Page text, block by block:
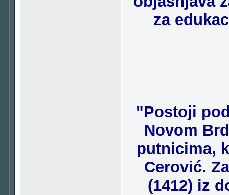
za
"Postoji
Novom
putnicima,
Cerović.
(1412) iz